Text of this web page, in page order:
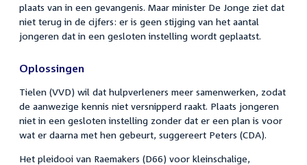
plaats van in een gevangenis. Maar minister De Jonge ziet dat
niet terug in de cijfers: er is geen stijging van het aantal
jongeren dat in een gesloten instelling wordt geplaatst.
Oplossingen
Tielen (VVD) wil dat hulpverleners meer samenwerken, zodat
de aanwezige kennis niet versnipperd raakt. Plaats jongeren
niet in een gesloten instelling zonder dat er een plan is voor
wat er daarna met hen gebeurt, suggereert Peters (CDA).
Het pleidooi van Raemakers (D66) voor kleinschalige,